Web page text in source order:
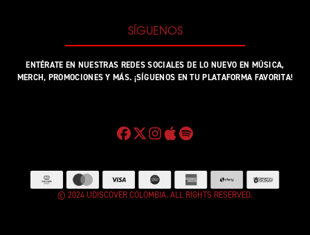
SÍGUENOS
ENTÉRATE EN NUESTRAS REDES SOCIALES DE LO NUEVO EN MÚSICA,
MERCH, PROMOCIONES Y MÁS. ¡SÍGUENOS EN TU PLATAFORMA FAVORITA!
© 2024 UDISCOVER COLOMBIA. ALL RIGHTS RESERVED.